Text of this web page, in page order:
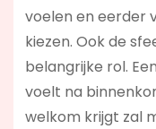
voelen en eerder
kiezen. Ook de
belangrijke rol.
voelt na
welkom krijgt zal